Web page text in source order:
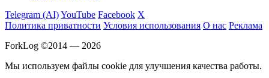
Telegram (AI)YouTube Facebook X
Политика приватности Условия использования О нас Реклама
ForkLog ©2014 — 2026
Мы используем файлы cookie для улучшения качества работы.